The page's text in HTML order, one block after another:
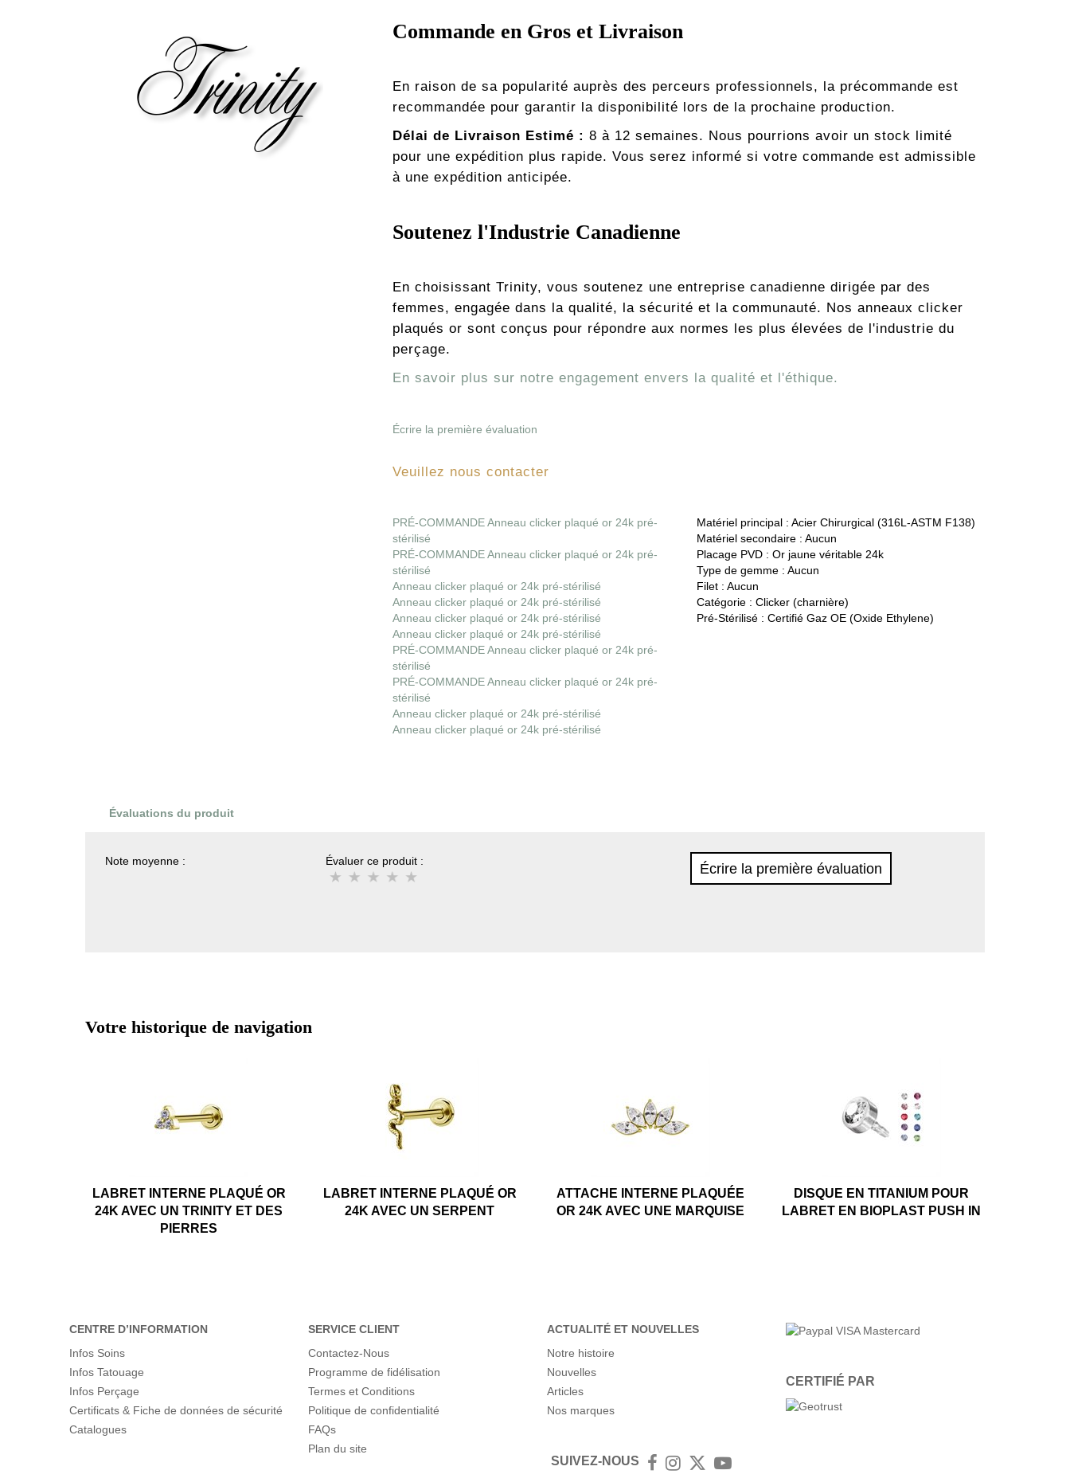
Commande en Gros et Livraison
En raison de sa popularité auprès des perceurs professionnels, la précommande est
recommandée pour garantir la disponibilité lors de la prochaine production.
Délai de Livraison Estimé : 8 à 12 semaines. Nous pourrions avoir un stock limité
pour une expédition plus rapide. Vous serez informé si votre commande est admissible
à une expédition anticipée.
Soutenez l'Industrie Canadienne
En choisissant Trinity, vous soutenez une entreprise canadienne dirigée par des
femmes, engagée dans la qualité, la sécurité et la communauté. Nos anneaux clicker
plaqués or sont conçus pour répondre aux normes les plus élevées de l'industrie du
perçage.
En savoir plus sur notre engagement envers la qualité et l'éthique.
Écrire la première évaluation
Veuillez nous contacter
PRÉ-COMMANDE Anneau clicker plaqué or 24k pré-
stérilisé
PRÉ-COMMANDE Anneau clicker plaqué or 24k pré-
stérilisé
Anneau clicker plaqué or 24k pré-stérilisé
Anneau clicker plaqué or 24k pré-stérilisé
Anneau clicker plaqué or 24k pré-stérilisé
Anneau clicker plaqué or 24k pré-stérilisé
PRÉ-COMMANDE Anneau clicker plaqué or 24k pré-
stérilisé
PRÉ-COMMANDE Anneau clicker plaqué or 24k pré-
stérilisé
Anneau clicker plaqué or 24k pré-stérilisé
Anneau clicker plaqué or 24k pré-stérilisé
Matériel principal : Acier Chirurgical (316L-ASTM F138)
Matériel secondaire : Aucun
Placage PVD : Or jaune véritable 24k
Type de gemme : Aucun
Filet : Aucun
Catégorie : Clicker (charnière)
Pré-Stérilisé : Certifié Gaz OE (Oxide Ethylene)
Évaluations du produit
Note moyenne : Évaluer ce produit : Écrire la première évaluation
Votre historique de navigation
LABRET INTERNE PLAQUÉ OR
24K AVEC UN TRINITY ET DES
PIERRES
LABRET INTERNE PLAQUÉ OR
24K AVEC UN SERPENT
ATTACHE INTERNE PLAQUÉE
OR 24K AVEC UNE MARQUISE
DISQUE EN TITANIUM POUR
LABRET EN BIOPLAST PUSH IN
CENTRE D’INFORMATION
Infos Soins
Infos Tatouage
Infos Perçage
Certificats & Fiche de données de sécurité
Catalogues
SERVICE CLIENT
Contactez-Nous
Programme de fidélisation
Termes et Conditions
Politique de confidentialité
FAQs
Plan du site
ACTUALITÉ ET NOUVELLES
Notre histoire
Nouvelles
Articles
Nos marques
SUIVEZ-NOUS Facebook
Instagram
TwitterYouTube
CERTIFIÉ PAR